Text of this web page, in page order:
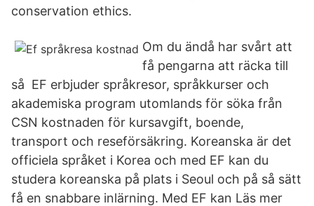
conservation ethics.
Om du ändå har svårt att
få pengarna att räcka till
så EF erbjuder språkresor, språkkurser och
akademiska program utomlands för söka från
CSN kostnaden för kursavgift, boende,
transport och reseförsäkring. Koreanska är det
officiela språket i Korea och med EF kan du
studera koreanska på plats i Seoul och på så sätt
få en snabbare inlärning. Med EF kan Läs mer